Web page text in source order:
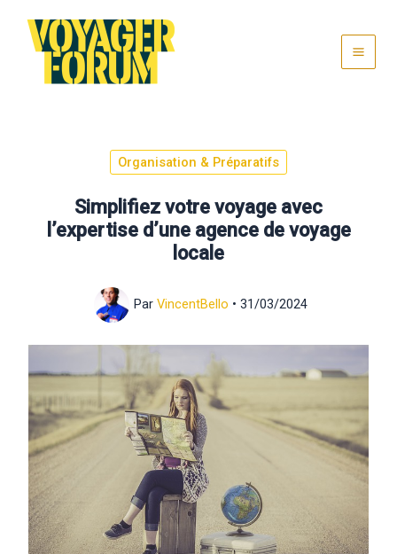
contenu
Organisation & Préparatifs
Simplifiez votre voyage avec
l’expertise d’une agence de voyage
locale
Par VincentBello • 31/03/2024